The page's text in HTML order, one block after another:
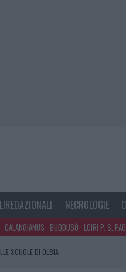
NECROLOGIE
CALANGIANUS BUDDUSÒ LOIRI P. S.
SCUOLE DI OLBIA